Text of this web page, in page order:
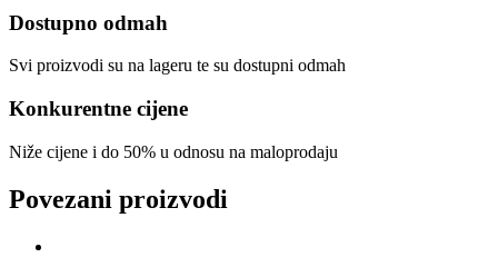
Dostupno odmah
Svi proizvodi su na lageru te su dostupni odmah
Konkurentne cijene
Niže cijene i do 50% u odnosu na maloprodaju
Povezani proizvodi